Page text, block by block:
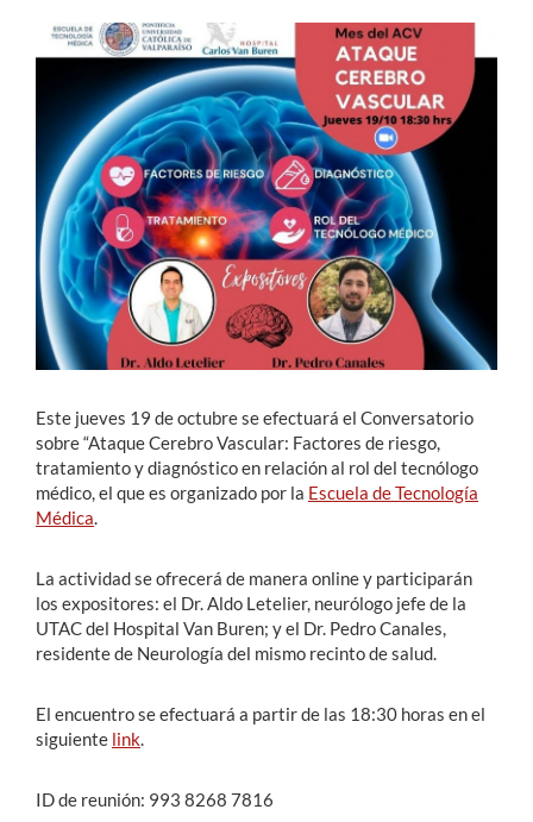
Académicos
Funcionarios
Alumni
English
Este jueves 19 de octubre se efectuará el Conversatorio
sobre “Ataque Cerebro Vascular: Factores de riesgo,
tratamiento y diagnóstico en relación al rol del tecnólogo
médico, el que es organizado por la Escuela de Tecnología
Médica
La actividad se ofrecerá de manera online y participarán
los expositores: el Dr. Aldo Letelier, neurólogo jefe de la
UTAC del Hospital Van Buren; y el Dr. Pedro Canales,
residente de Neurología del mismo recinto de salud.
El encuentro se efectuará a partir de las 18:30 horas en el
siguiente link
ID de reunión: 993 8268 7816